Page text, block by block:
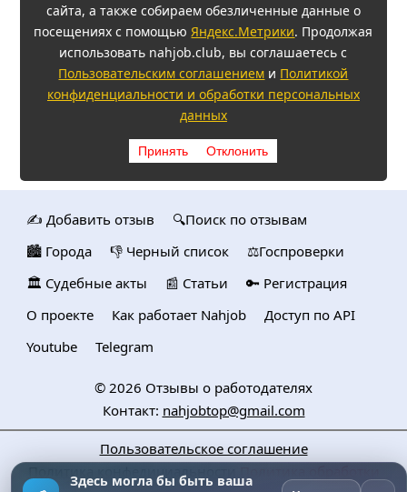
сайта, а также собираем обезличенные данные о
посещениях с помощьюЯндекс.Метрики. Продолжая
использовать nahjob.club, вы соглашаетесь с
Пользовательским соглашением и Политикой
конфиденциальности и обработки персональных
данных
Принять Отклонить
✍️ Добавить отзыв
🔍Поиск по отзывам
🏙️ Городa
👎 Черный список
⚖️Госпроверки
🏛️ Судебные акты
📰 Статьи
🔑 Регистрация
О проекте
Как работает Nahjob
Доступ по API
Youtube
Telegram
© 2026 Отзывы о работодателях
Контакт: nahjobtop@gmail.com
Пользовательское соглашение
Политика конфедициальности
Здесь могла бы быть ваша